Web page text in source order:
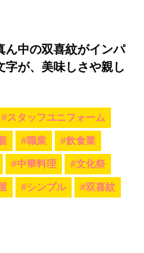
ん中の双喜紋がインパ
字が、美味しさや親し
#スタッフユニフォーム
#職業 #飲食業
#中華料理 #文化祭
#シンプル #双喜紋